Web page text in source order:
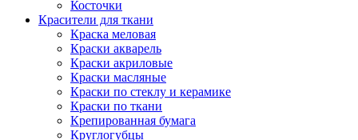
Косточки
Красители для ткани
Краска меловая
Краски акварель
Краски акриловые
Краски масляные
Краски по стеклу и керамике
Краски по ткани
Крепированная бумага
Круглогубцы